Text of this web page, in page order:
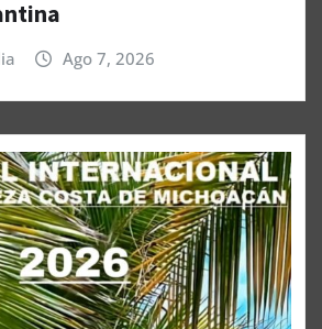
Ago 7, 2026